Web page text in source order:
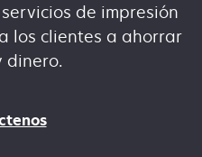
de impresión
los clientes a ahorrar
dinero.